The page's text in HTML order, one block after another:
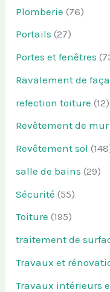
Plomberie (76)
Portails (27)
Portes et fenêtres
Ravalement de
refection toiture (12)
Revêtement de mur
Revêtement sol
salle de bains (29)
Sécurité (55)
Toiture (195)
traitement de
Travaux et
Travaux intérieurs